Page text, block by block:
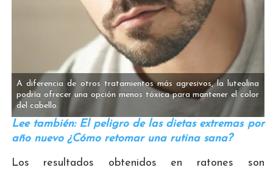
A diferencia de otros tratamientos más agresivos, la luteolina
podría ofrecer una opción menos tóxica para mantener el color
del cabello.
Lee también: El peligro de las dietas extremas por
año nuevo ¿Cómo retomar una rutina sana?
Los resultados obtenidos en ratones son